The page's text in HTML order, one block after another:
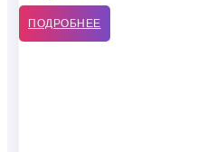
ПОДРОБНЕЕ